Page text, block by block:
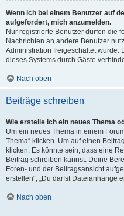
Wenn ich bei einem Benutzer auf
aufgefordert, mich anzumelden.
Nur registrierte Benutzer dürfen die
Nachrichten an andere Benutzer
Administration freigeschaltet wurde.
dieses Systems durch Gäste
Nach oben
Beiträge schreiben
Wie erstelle ich ein neues Thema
Um ein neues Thema in einem
Thema“ klicken. Um auf einen
klicken. Es könnte sein, dass eine
Beitrag schreiben kannst. Deine
Foren- und der Beitragsansicht
erstellen“, „Du darfst Dateianhänge
Nach oben